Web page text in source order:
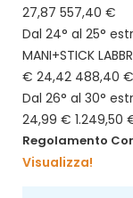
27,87 557,40 €
Dal 24° al 25°
MANI+STICK
€ 24,42 488,40 €
Dal 26° al 30°
24,99 € 1.249,50
Regolamento
Visualizza!